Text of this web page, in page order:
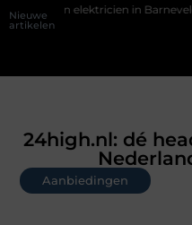
Nieuwe
artikelen
in Barneveld De Perfecte
24high.nl: dé
Aanbiedingen